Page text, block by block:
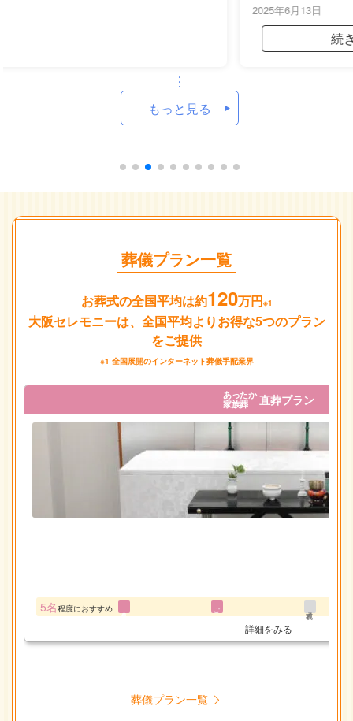
もっと見る
葬儀プラン一覧
お葬式の全国平均は約120万円※1
大阪セレモニーは、全国平均よりお得な5つのプラン
をご提供
※1 全国展開のインターネット葬儀手配業界
あったか
家族葬
直葬プラン
5名程度におすすめ ご安置
詳細をみる
葬儀プラン一覧